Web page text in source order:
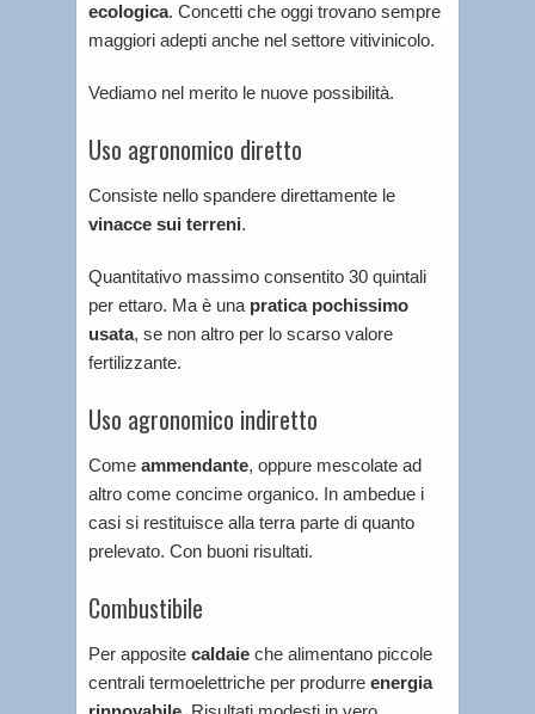
ecologica. Concetti che oggi trovano sempre
maggiori adepti anche nel settore vitivinicolo.
Vediamo nel merito le nuove possibilità.
Uso agronomico diretto
Consiste nello spandere direttamente le
vinacce sui terreni.
Quantitativo massimo consentito 30 quintali
per ettaro. Ma è una pratica pochissimo
usata, se non altro per lo scarso valore
fertilizzante.
Uso agronomico indiretto
Come ammendante, oppure mescolate ad
altro come concime organico. In ambedue i
casi si restituisce alla terra parte di quanto
prelevato. Con buoni risultati.
Combustibile
Per apposite caldaie che alimentano piccole
centrali termoelettriche per produrre energia